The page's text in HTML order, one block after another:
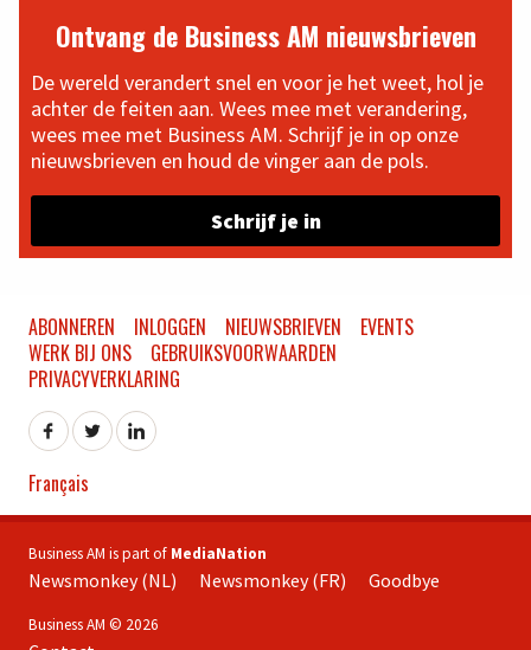
Ontvang de Business AM nieuwsbrieven
De wereld verandert snel en voor je het weet, hol je
achter de feiten aan. Wees mee met verandering,
wees mee met Business AM. Schrijf je in op onze
nieuwsbrieven en houd de vinger aan de pols.
Schrijf je in
ABONNEREN INLOGGEN NIEUWSBRIEVEN
EVENTS
WERK BIJ ONS
GEBRUIKSVOORWAARDEN
PRIVACYVERKLARING
Français
Business AM is part of MediaNation
Newsmonkey (NL) Newsmonkey (FR) Goodbye
Business AM © 2026